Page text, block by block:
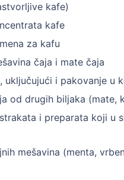
kafe)
kafe
za kafu
čaja i mate čaja
uključujući i pakovanje u
od drugih biljaka (mate,
i preparata koji u
mešavina (menta,